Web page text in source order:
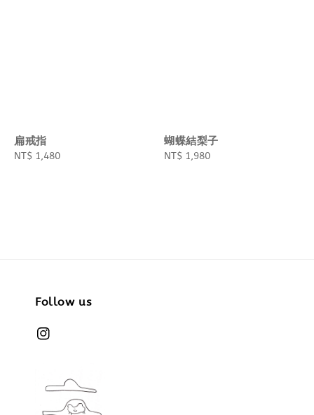
扁戒指
Regular
NT$ 1,480
蝴蝶結梨子
Regular
NT$ 1,980
Follow us